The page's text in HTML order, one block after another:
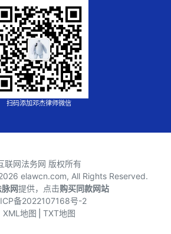
扫码添加邓杰律师微信
联网法务网 版权所有
elawcn.com, All Rights Reserved.
脉网提供，点击购买同款网站
备2022107168号-2
XML地图 TXT地图